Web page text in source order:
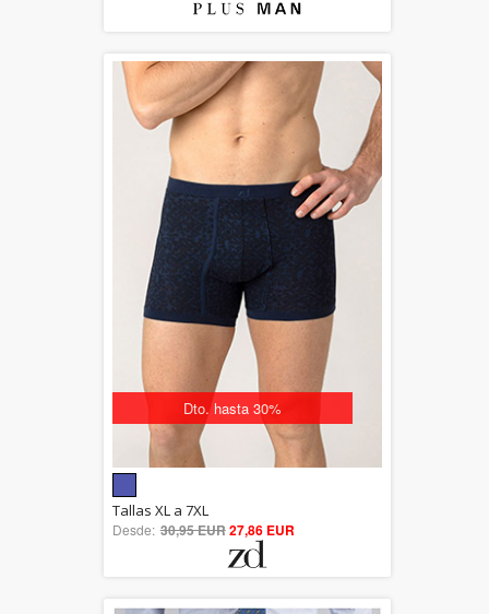
Dto. hasta 30%
5.00
out of 5
Tallas XL a 7XL
Desde: 30,95 EUR27,86 EUR